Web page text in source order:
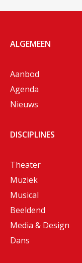
ALGEMEEN
Aanbod
Agenda
Nieuws
DISCIPLINES
Theater
Muziek
Musical
Beeldend
Media & Design
Dans